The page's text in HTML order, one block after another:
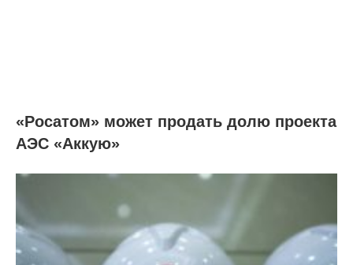
«Росатом» может продать долю проекта
АЭС «Аккую»